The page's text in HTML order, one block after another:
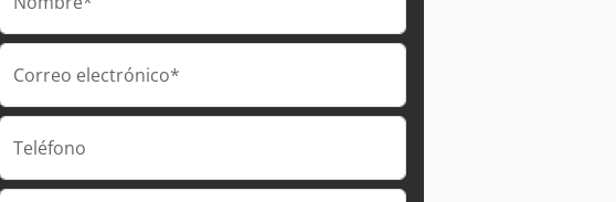
Correo electrónico*
Teléfono